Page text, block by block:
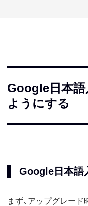
Google日本語
ようにする
Google日本語
まず、アップグレー